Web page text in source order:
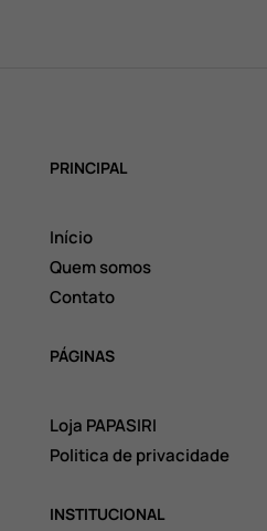
PRINCIPAL
Início
Quem somos
Contato
PÁGINAS
Loja PAPASIRI
Politica de privacidade
INSTITUCIONAL